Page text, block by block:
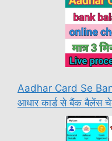
Aadhar Card Se
आधार कार्ड से बैंक बैलेंस